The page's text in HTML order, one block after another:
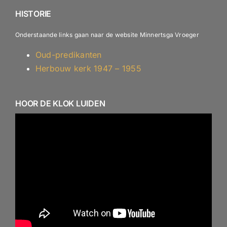
HISTORIE
Onderstaande links gaan naar de website Minnertsga Vroeger
Oud-predikanten
Herbouw kerk 1947 – 1955
HOOR DE KLOK LUIDEN